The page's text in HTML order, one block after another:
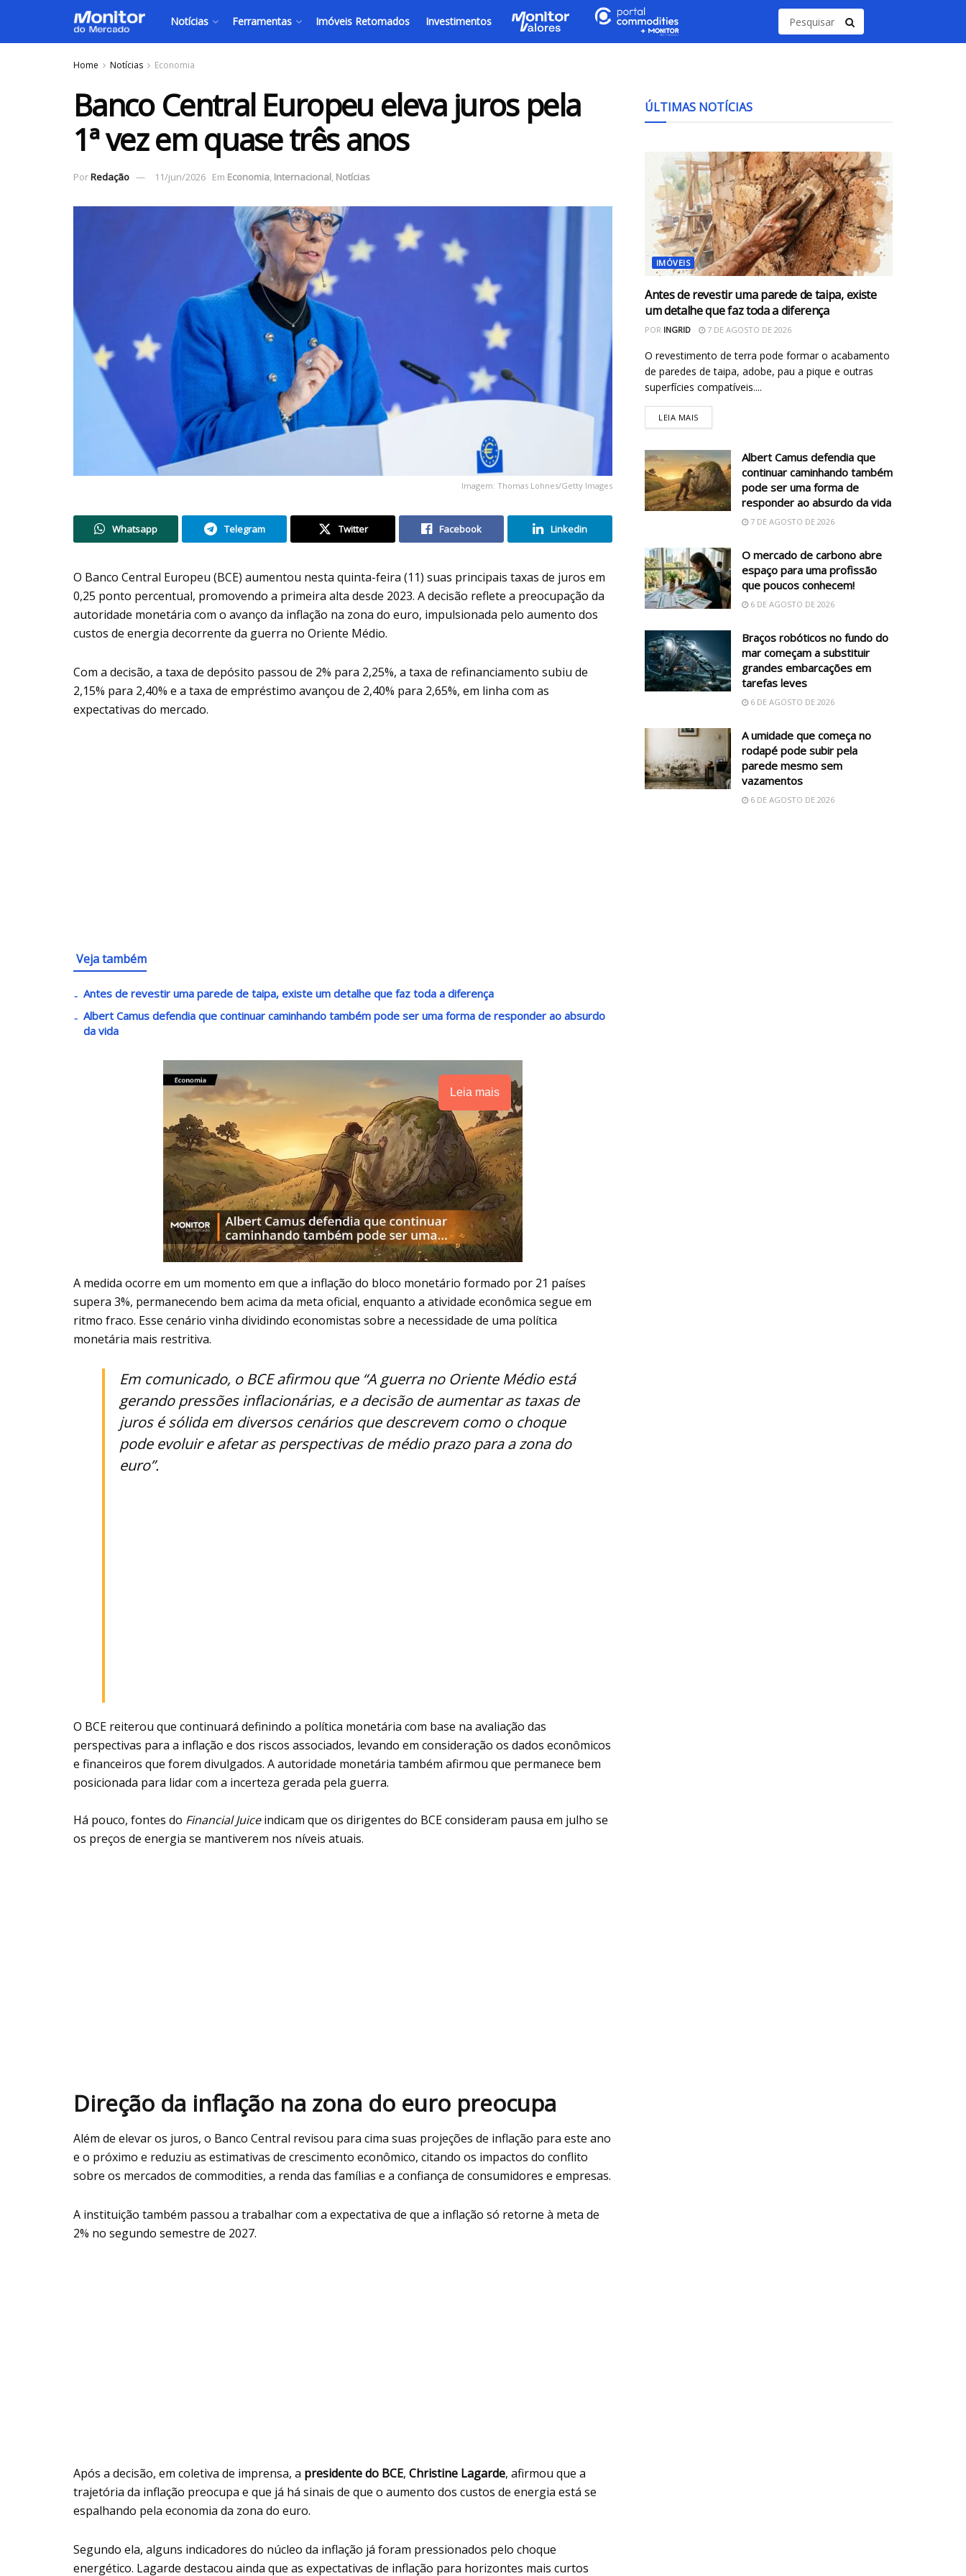
Notícias Ferramentas Imóveis Retomados Investimentos
Home Notícias Economia
Banco Central Europeu eleva juros pela
1ª vez em quase três anos
PorRedação 11/jun/2026 Em Economia, Internacional, Notícias
Imagem: Thomas Lohnes/Getty Images
Whatsapp Telegram Twitter Facebook Linkedin
O Banco Central Europeu (BCE) aumentou nesta quinta-feira (11) suas principais taxas de juros em
0,25 ponto percentual, promovendo a primeira alta desde 2023. A decisão reflete a preocupação da
autoridade monetária com o avanço da inflação na zona do euro, impulsionada pelo aumento dos
custos de energia decorrente da guerra no Oriente Médio.
Com a decisão, a taxa de depósito passou de 2% para 2,25%, a taxa de refinanciamento subiu de
2,15% para 2,40% e a taxa de empréstimo avançou de 2,40% para 2,65%, em linha com as
expectativas do mercado.
Veja também
Antes de revestir uma parede de taipa, existe um detalhe que faz toda a diferença
Albert Camus defendia que continuar caminhando também pode ser uma forma de responder ao absurdo
da vida
Leia mais
A medida ocorre em um momento em que a inflação do bloco monetário formado por 21 países
supera 3%, permanecendo bem acima da meta oficial, enquanto a atividade econômica segue em
ritmo fraco. Esse cenário vinha dividindo economistas sobre a necessidade de uma política
monetária mais restritiva.
Em comunicado, o BCE afirmou que “A guerra no Oriente Médio está
gerando pressões inflacionárias, e a decisão de aumentar as taxas de
juros é sólida em diversos cenários que descrevem como o choque
pode evoluir e afetar as perspectivas de médio prazo para a zona do
euro”.
O BCE reiterou que continuará definindo a política monetária com base na avaliação das
perspectivas para a inflação e dos riscos associados, levando em consideração os dados econômicos
e financeiros que forem divulgados. A autoridade monetária também afirmou que permanece bem
posicionada para lidar com a incerteza gerada pela guerra.
Há pouco, fontes do Financial Juiceindicam que os dirigentes do BCE consideram pausa em julho se
os preços de energia se mantiverem nos níveis atuais.
Direção da inflação na zona do euro preocupa
Além de elevar os juros, o Banco Central revisou para cima suas projeções de inflação para este ano
e o próximo e reduziu as estimativas de crescimento econômico, citando os impactos do conflito
sobre os mercados de commodities, a renda das famílias e a confiança de consumidores e empresas.
A instituição também passou a trabalhar com a expectativa de que a inflação só retorne à meta de
2% no segundo semestre de 2027.
Após a decisão, em coletiva de imprensa, a presidente do BCE, Christine Lagarde, afirmou que a
trajetória da inflação preocupa e que já há sinais de que o aumento dos custos de energia está se
espalhando pela economia da zona do euro.
Segundo ela, alguns indicadores do núcleo da inflação já foram pressionados pelo choque
energético. Lagarde destacou ainda que as expectativas de inflação para horizontes mais curtos
ÚLTIMAS NOTÍCIAS
IMÓVEIS
Antes de revestir uma parede de taipa, existe
um detalhe que faz toda a diferença
POR INGRID 7 DE AGOSTO DE 2026
O revestimento de terra pode formar o acabamento
de paredes de taipa, adobe, pau a pique e outras
superfícies compatíveis....
LEIA MAIS
Albert Camus defendia que
continuar caminhando também
pode ser uma forma de
responder ao absurdo da vida
7 DE AGOSTO DE 2026
O mercado de carbono abre
espaço para uma profissão
que poucos conhecem!
6 DE AGOSTO DE 2026
Braços robóticos no fundo do
mar começam a substituir
grandes embarcações em
tarefas leves
6 DE AGOSTO DE 2026
A umidade que começa no
rodapé pode subir pela
parede mesmo sem
vazamentos
6 DE AGOSTO DE 2026